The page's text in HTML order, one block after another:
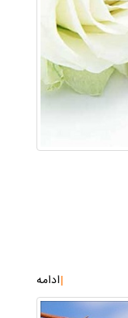
|ادامه